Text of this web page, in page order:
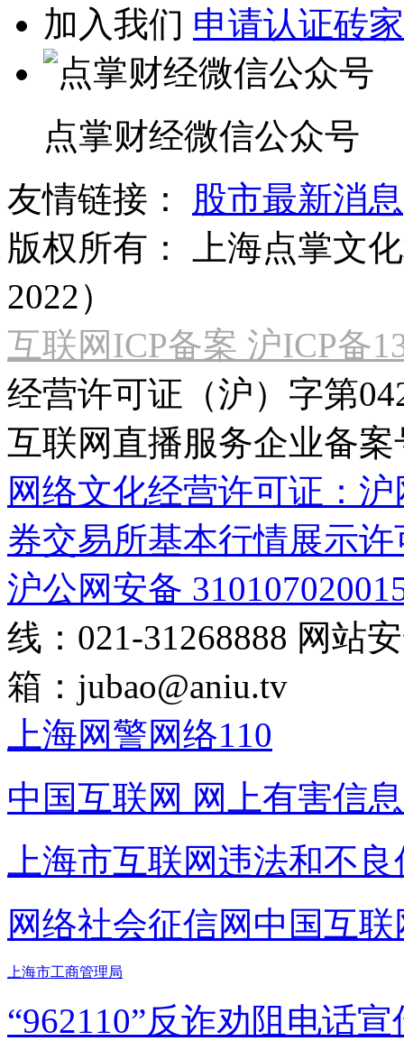
加入我们 申请认证砖家
点掌财经微信公众号
友情链接：
股市最新消息
版权所有：
上海点掌文
2022）
互联网ICP备案 沪ICP备
经营许可证（沪）字第
互联网直播服务企业备案
网络文化经营许可证：
券交易所基本行情展示许
沪公网安备
线：021-31268888 网站
箱： jubao@aniu.tv
上海网警网络110
中国互联网 网上有害信
上海市互联网违法和不
网络社会征信网 中国互
上海市工商管理局
“962110”反诈劝阻电话宣